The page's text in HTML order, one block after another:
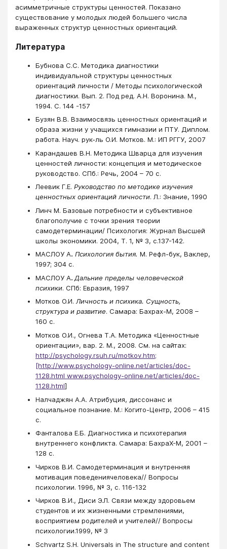
асимметричные структуры ценностей. Показано
существование у молодых людей большего числа
выраженных структур ценностных ориентаций.
Литература
Бубнова С.С. Методика диагностики
индивидуальной структуры ценностных
ориентаций личности / Методы психологической
диагностики. Вып. 2. Под ред. А.Н. Воронина. М.,
1994. С. 144 -157
Бузян В.В. Взаимосвязь ценностных ориентаций и
образа жизни у учащихся гимназии и ПТУ. Диплом.
работа. Науч. рук-ль О.И. Мотков. М.: ИП РГГУ, 2007
Карандашев В.Н. Методика Шварца для изучения
ценностей личности: концепция и методическое
руководство. СПб.: Речь, 2004 – 70 с.
Леевик Г.Е. Руководство по методике изучения
ценностных ориентаций личности. Л.: Знание, 1990
Линч М. Базовые потребности и субъективное
благополучие с точки зрения теории
самодетерминации/ Психология: Журнал Высшей
школы экономики. 2004, Т. 1, № 3, с.137-142.
МАСЛОУ А. Психология бытия. М. Рефл-бук, Ваклер,
1997; 304 с.
МАСЛОУ А. Дальние пределы человеческой
психики. СПб: Евразия, 1997
Мотков О.И.Личность и психика. Сущность,
структура и развитие. Самара: Бахрах-М, 2008 –
160 с.
Мотков О.И., Огнева Т.А. Методика «Ценностные
ориентации», вар. 2. М., 2008. См. на сайтах:
http://psychology.rsuh.ru/motkov.htm;
[http://www.psychology-online.net/articles/doc-
1128.html www.psychology-online.net/articles/doc-
1128.html]
Налчаджян А.А. Атрибуция, диссонанс и
социальное познание. М.: Когито-Центр, 2006 – 415
с.
Фанталова Е.Б. Диагностика и психотерапия
внутреннего конфликта. Самара: БахраХ-М, 2001 –
128 с.
Чирков В.И. Самодетерминация и внутренняя
мотивация поведениячеловека// Вопросы
психологии. 1996, № 3, с. 116-132
Чирков В.И., Диси Э.Л. Связи между здоровьем
студентов и их жизненными стремлениями,
восприятием родителей и учителей// Вопросы
психологии.1999, № 3
Schvartz S.H. Universals in The structure and content